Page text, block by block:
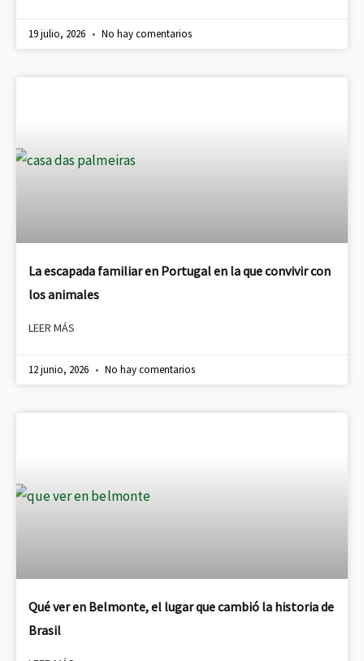
19 julio, 2026 No hay comentarios
La escapada familiar en Portugal en la que convivir con
los animales
LEER MÁS
12 junio, 2026 No hay comentarios
Qué ver en Belmonte, el lugar que cambió la historia de
Brasil